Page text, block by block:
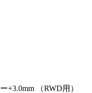
+3.0mm （RWD用）